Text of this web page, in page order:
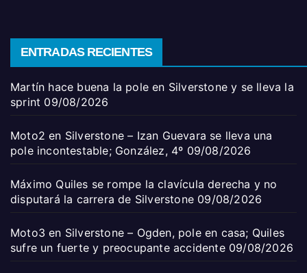
ENTRADAS RECIENTES
Martín hace buena la pole en Silverstone y se lleva la
sprint 09/08/2026
Moto2 en Silverstone – Izan Guevara se lleva una
pole incontestable; González, 4º 09/08/2026
Máximo Quiles se rompe la clavícula derecha y no
disputará la carrera de Silverstone 09/08/2026
Moto3 en Silverstone – Ogden, pole en casa; Quiles
sufre un fuerte y preocupante accidente 09/08/2026